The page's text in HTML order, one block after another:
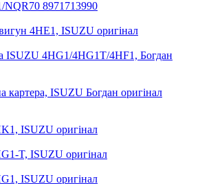
8971713990
4HЕ1, ISUZU оригінал
ISUZU 4HG1/4HG1T/4HF1, Богдан
картера, ISUZU Богдан оригінал
ISUZU оригінал
T, ISUZU оригінал
ISUZU оригінал